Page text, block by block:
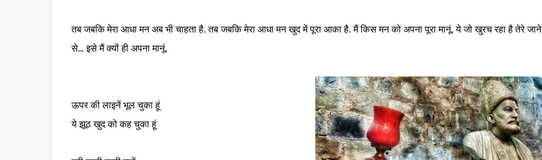
तब जबकि मेरा आधा मन अब भी चाहता है. तब जबकि मेरा आधा मन खुद में पूरा आका है. मैं किस मन को अपना पूरा मानूं. ये जो खुरच रहा है तेरे जाने
से... इसे मैं क्यों ही अपना मानूं.
ऊपर की लाइनें भूल चुका हूं
ये झूठ खुद को कह चुका हूं